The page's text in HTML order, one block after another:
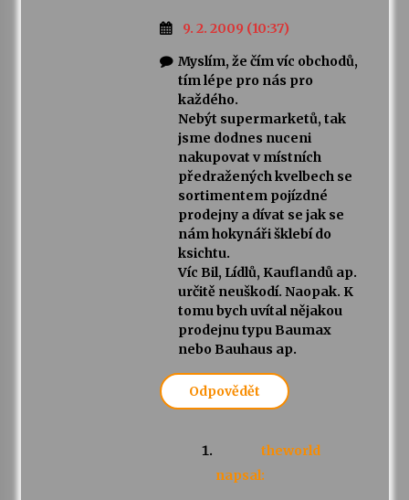
9. 2. 2009 (10:37)
Myslím, že čím víc obchodů,
tím lépe pro nás pro
každého.
Nebýt supermarketů, tak
jsme dodnes nuceni
nakupovat v místních
předražených kvelbech se
sortimentem pojízdné
prodejny a dívat se jak se
nám hokynáři šklebí do
ksichtu.
Víc Bil, Lídlů, Kauflandů ap.
určitě neuškodí. Naopak. K
tomu bych uvítal nějakou
prodejnu typu Baumax
nebo Bauhaus ap.
Odpovědět
theworld
napsal: